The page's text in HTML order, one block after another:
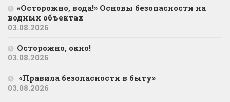
«Осторожно, вода!» Основы безопасности на
водных объектах
03.08.2026
Осторожно, окно!
03.08.2026
«Правила безопасности в быту»
03.08.2026